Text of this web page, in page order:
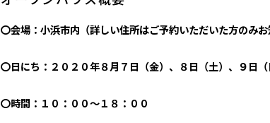
〇会場：小浜市内 （詳しい住所はご予約いただいた方のみお
〇日にち：２０２０年８月７日（金）、８日（土）、９日（
〇時間：１０：００～１８：００